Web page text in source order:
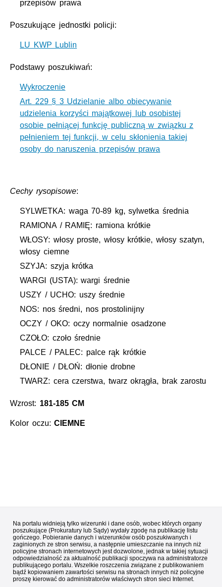
przepisów prawa
Poszukujące jednostki policji:
LU KWP Lublin
Podstawy poszukiwań:
Wykroczenie
Art. 229 § 3 Udzielanie albo obiecywanie
udzielenia korzyści majątkowej lub osobistej
osobie pełniącej funkcję publiczną w związku z
pełnieniem tej funkcji, w celu skłonienia takiej
osoby do naruszenia przepisów prawa
Cechy rysopisowe:
SYLWETKA: waga 70-89 kg, sylwetka średnia
RAMIONA / RAMIĘ: ramiona krótkie
WŁOSY: włosy proste, włosy krótkie, włosy szatyn,
włosy ciemne
SZYJA: szyja krótka
WARGI (USTA): wargi średnie
USZY / UCHO: uszy średnie
NOS: nos średni, nos prostolinijny
OCZY / OKO: oczy normalnie osadzone
CZOŁO: czoło średnie
PALCE / PALEC: palce rąk krótkie
DŁONIE / DŁOŃ: dłonie drobne
TWARZ: cera czerstwa, twarz okrągła, brak zarostu
Wzrost: 181-185 CM
Kolor oczu:CIEMNE
Na portalu widnieją tylko wizerunki i dane osób, wobec których organy
poszukujące (Prokuratury lub Sądy) wydały zgodę na publikację listu
gończego. Pobieranie danych i wizerunków osób poszukiwanych i
zaginionych ze stron serwisu, a następnie umieszczanie na innych niż
policyjne stronach internetowych jest dozwolone, jednak w takiej sytuacji
odpowiedzialność za aktualność publikacji spoczywa na administratorze
publikującego portalu. Wszelkie roszczenia związane z publikowaniem
bądź kopiowaniem zawartości serwisu na stronach innych niż policyjne
proszę kierować do administratorów właściwych stron sieci Internet.